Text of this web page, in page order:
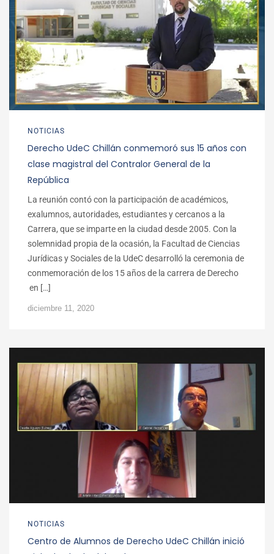
NOTICIAS
Derecho UdeC Chillán conmemoró sus 15 años con
clase magistral del Contralor General de la
República
La reunión contó con la participación de académicos,
exalumnos, autoridades, estudiantes y cercanos a la
Carrera, que se imparte en la ciudad desde 2005. Con la
solemnidad propia de la ocasión, la Facultad de Ciencias
Jurídicas y Sociales de la UdeC desarrolló la ceremonia de
conmemoración de los 15 años de la carrera de Derecho
en […]
diciembre 11, 2020
NOTICIAS
Centro de Alumnos de Derecho UdeC Chillán inició